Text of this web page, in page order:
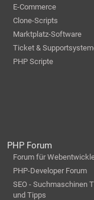
E-Commerce
Clone-Scripts
Marktplatz-Software
Ticket &
PHP Scripte
PHP Forum
Forum für
PHP-Developer Forum
SEO - Suchmaschinen
und Tipps